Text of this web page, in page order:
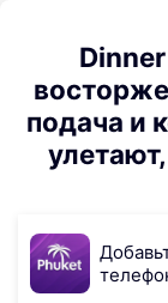
подача и